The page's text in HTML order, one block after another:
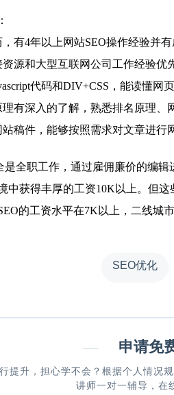
4年以上网站SEO操作经验并有
和大型互联网公司工作经验优
代码和DIV+CSS，能读懂
深入的了解，熟悉排名原理、
件，能够按照需求对文章进行
全职工作，通过雇佣廉价的编辑
中获得丰厚的工资10K以上。但
的工资水平在7K以上，二线城
SEO优化
— 申请免
提升，担心学不会？根据个人情况
讲师一对一辅导，在